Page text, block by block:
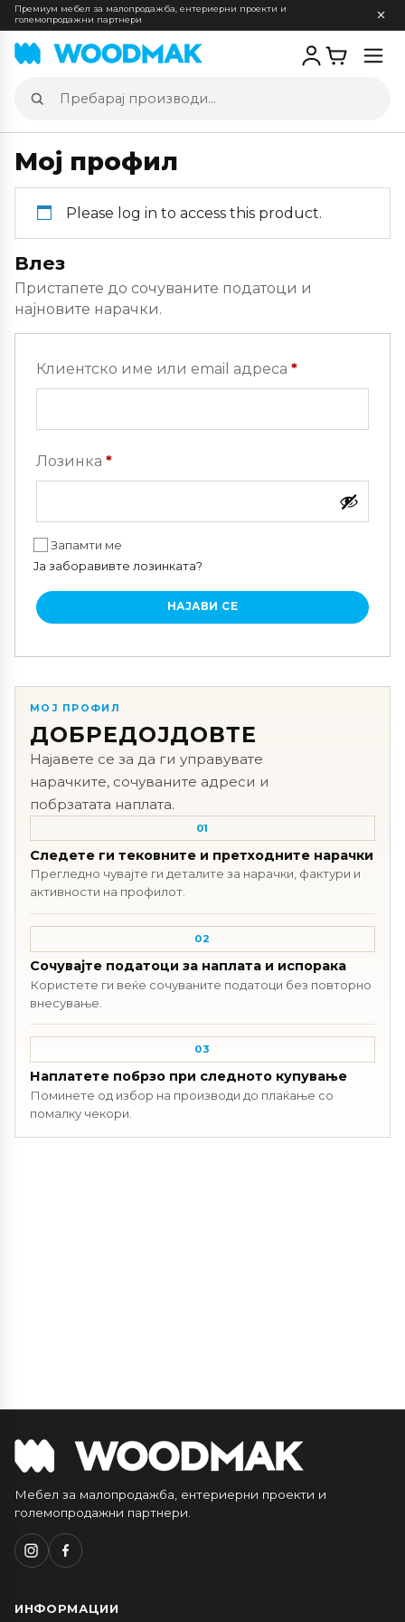
Премиум мебел за малопродажба, ентериерни проекти и
големопродажни партнери
Пребарај
производи
Мој профил
Please log in to access this product.
Влез
Пристапете до сочуваните податоци и
најновите нарачки.
Клиентско име или email адреса *
Лозинка *Задолжително
Запамти ме
Ја заборавивте лозинката?
НАЈАВИ СЕ
МОЈ ПРОФИЛ
ДОБРЕДОЈДОВТЕ
Најавете се за да ги управувате
нарачките, сочуваните адреси и
побрзатата наплата.
01
Следете ги тековните и претходните нарачки
Прегледно чувајте ги деталите за нарачки, фактури и
активности на профилот.
02
Сочувајте податоци за наплата и испорака
Користете ги веќе сочуваните податоци без повторно
внесување.
03
Наплатете побрзо при следното купување
Поминете од избор на производи до плаќање со
помалку чекори.
Мебел за малопродажба, ентериерни проекти и
големопродажни партнери.
ИНФОРМАЦИИ